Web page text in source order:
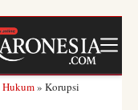
Hukum» Korupsi